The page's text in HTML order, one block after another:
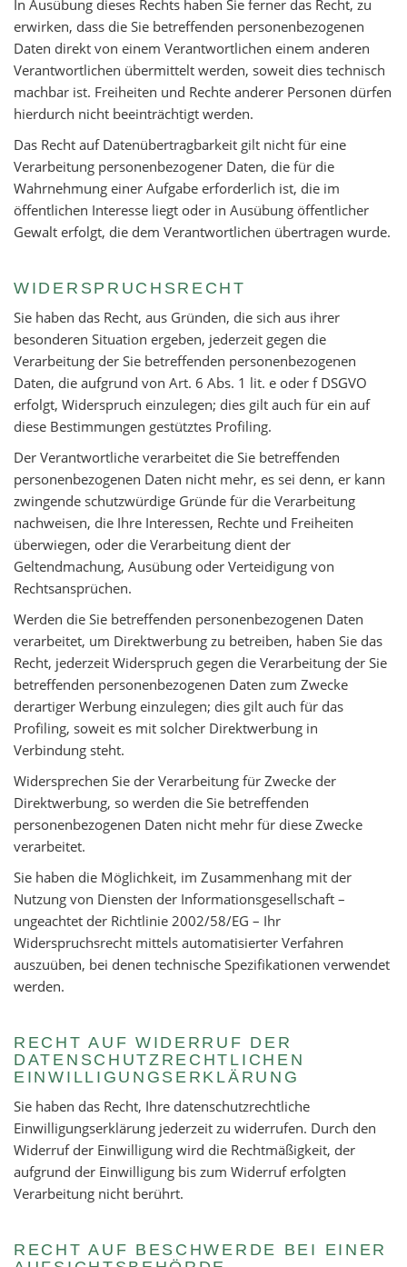
In Ausübung dieses Rechts haben Sie ferner das Recht, zu
erwirken, dass die Sie betreffenden personenbezogenen
Daten direkt von einem Verantwortlichen einem anderen
Verantwortlichen übermittelt werden, soweit dies technisch
machbar ist. Freiheiten und Rechte anderer Personen dürfen
hierdurch nicht beeinträchtigt werden.
Das Recht auf Datenübertragbarkeit gilt nicht für eine
Verarbeitung personenbezogener Daten, die für die
Wahrnehmung einer Aufgabe erforderlich ist, die im
öffentlichen Interesse liegt oder in Ausübung öffentlicher
Gewalt erfolgt, die dem Verantwortlichen übertragen wurde.
WIDERSPRUCHSRECHT
Sie haben das Recht, aus Gründen, die sich aus ihrer
besonderen Situation ergeben, jederzeit gegen die
Verarbeitung der Sie betreffenden personenbezogenen
Daten, die aufgrund von Art. 6 Abs. 1 lit. e oder f DSGVO
erfolgt, Widerspruch einzulegen; dies gilt auch für ein auf
diese Bestimmungen gestütztes Profiling.
Der Verantwortliche verarbeitet die Sie betreffenden
personenbezogenen Daten nicht mehr, es sei denn, er kann
zwingende schutzwürdige Gründe für die Verarbeitung
nachweisen, die Ihre Interessen, Rechte und Freiheiten
überwiegen, oder die Verarbeitung dient der
Geltendmachung, Ausübung oder Verteidigung von
Rechtsansprüchen.
Werden die Sie betreffenden personenbezogenen Daten
verarbeitet, um Direktwerbung zu betreiben, haben Sie das
Recht, jederzeit Widerspruch gegen die Verarbeitung der Sie
betreffenden personenbezogenen Daten zum Zwecke
derartiger Werbung einzulegen; dies gilt auch für das
Profiling, soweit es mit solcher Direktwerbung in
Verbindung steht.
Widersprechen Sie der Verarbeitung für Zwecke der
Direktwerbung, so werden die Sie betreffenden
personenbezogenen Daten nicht mehr für diese Zwecke
verarbeitet.
Sie haben die Möglichkeit, im Zusammenhang mit der
Nutzung von Diensten der Informationsgesellschaft –
ungeachtet der Richtlinie 2002/58/EG – Ihr
Widerspruchsrecht mittels automatisierter Verfahren
auszuüben, bei denen technische Spezifikationen verwendet
werden.
RECHT AUF WIDERRUF DER
DATENSCHUTZRECHTLICHEN
EINWILLIGUNGSERKLÄRUNG
Sie haben das Recht, Ihre datenschutzrechtliche
Einwilligungserklärung jederzeit zu widerrufen. Durch den
Widerruf der Einwilligung wird die Rechtmäßigkeit, der
aufgrund der Einwilligung bis zum Widerruf erfolgten
Verarbeitung nicht berührt.
RECHT AUF BESCHWERDE BEI EINER